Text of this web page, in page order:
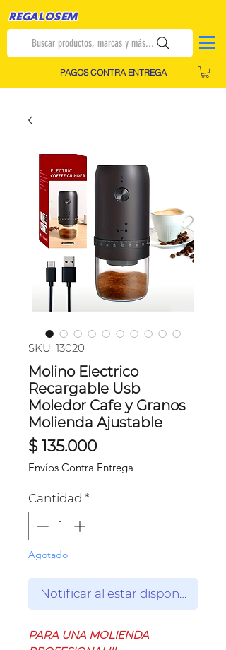
REGALOSEM
Buscar productos, marcas y más...
PAGOS CONTRA ENTREGA
SKU: 13020
Molino Electrico
Recargable Usb
Moledor Cafe y Granos
Molienda Ajustable
$ 135.000Precio
Envíos Contra Entrega
Cantidad *
Agotado
Notificar al estar disponible
PARA UNA MOLIENDA